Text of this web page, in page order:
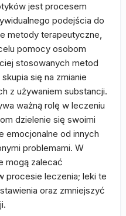
jest procesem
podejścia do
metody terapeutyczne,
pomocy osobom
stosowanych metod
się na zmianie
z używaniem substancji.
ważną rolę w leczeniu
dzielenie się swoimi
emocjonalne od innych
problemami. W
mogą zalecać
procesie leczenia; leki te
oraz zmniejszyć